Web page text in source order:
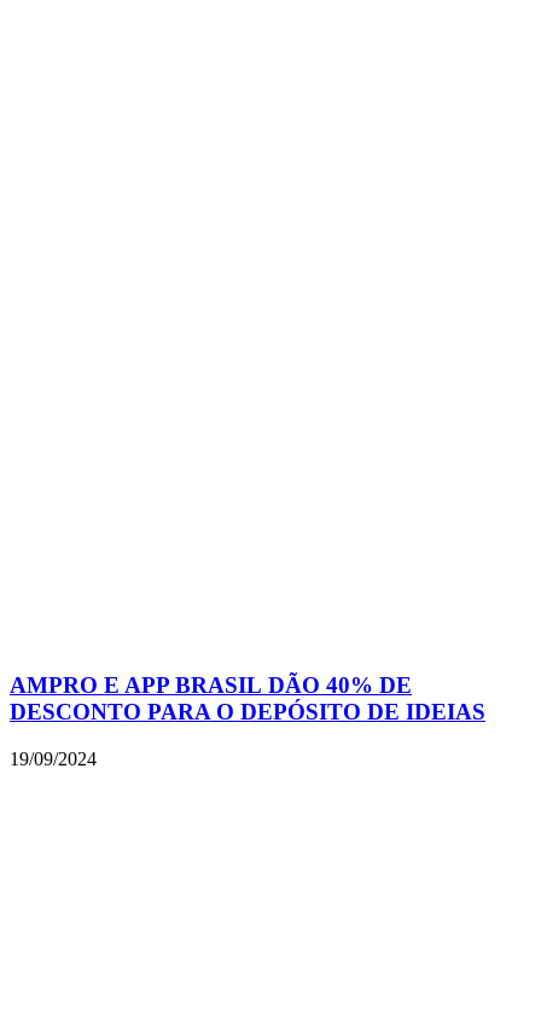
AMPRO E APP BRASIL DÃO 40% DE
DESCONTO PARA O DEPÓSITO DE IDEIAS
19/09/2024